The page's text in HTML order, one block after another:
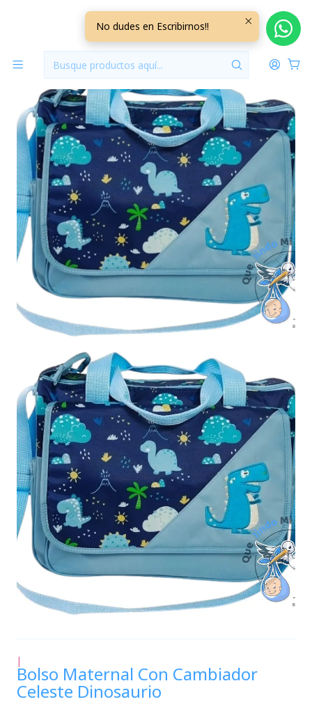
Inicio Pañaleras
Bolso Maternal Con Cambiador Celeste Dinosaurio
|
Bolso Maternal Con Cambiador
Celeste Dinosaurio
No dudes en Escribirnos!!